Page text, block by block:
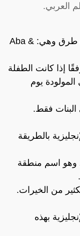
العربي.
يكتب باللغة الإنجليزية بعدة طرق وهي: Aba &
إذا كانت الطفلة
المولودة يوم
فقط.
بالطريقة
اسم منطقة
من الخيرات.
بهذه